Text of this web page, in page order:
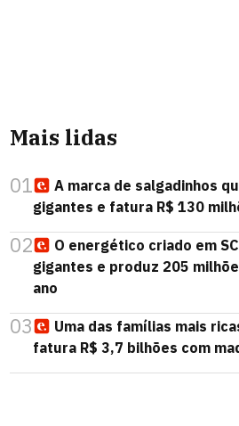
Mais lidas
01
A marca de salgadinhos
gigantes e fatura R$ 130
02
O energético criado em
gigantes e produz 205
ano
03
Uma das famílias mais
fatura R$ 3,7 bilhões com